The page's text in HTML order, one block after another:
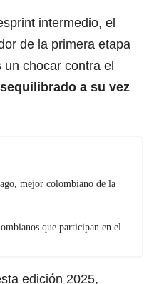
intermedio, el
de la primera etapa
chocar contra el
a su vez
mejor colombiano de la
que participan en el
edición 2025,